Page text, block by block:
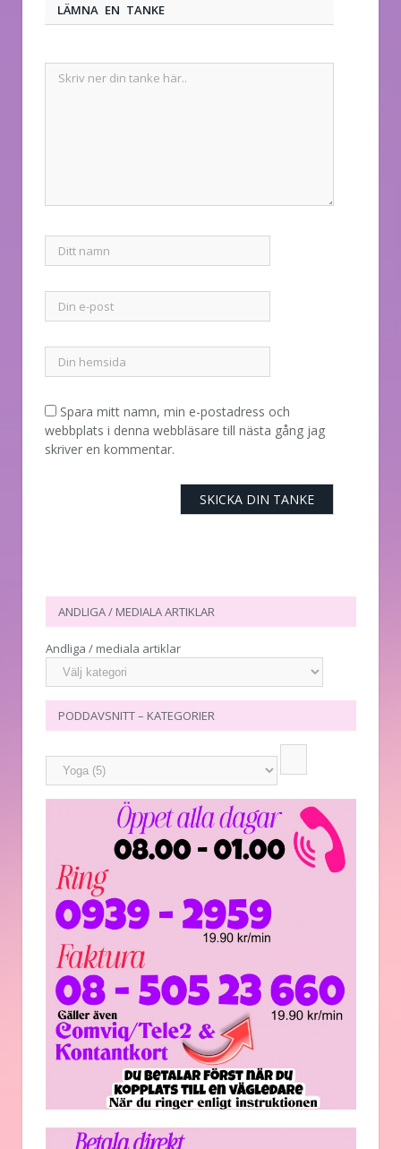
LÄMNA EN TANKE
Spara mitt namn, min e-postadress och
webbplats i denna webbläsare till nästa gång jag
skriver en kommentar.
ANDLIGA / MEDIALA ARTIKLAR
Andliga / mediala artiklar
PODDAVSNITT – KATEGORIER